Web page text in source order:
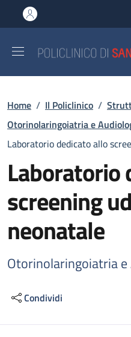
al contenuto principale
to footer content
Briciole di
Home / Il Policlinico /
Otorinolaringoiatria e
Laboratorio dedicato allo
Laboratorio
screening
neonatale
Otorinolaringoiatria
Condividi